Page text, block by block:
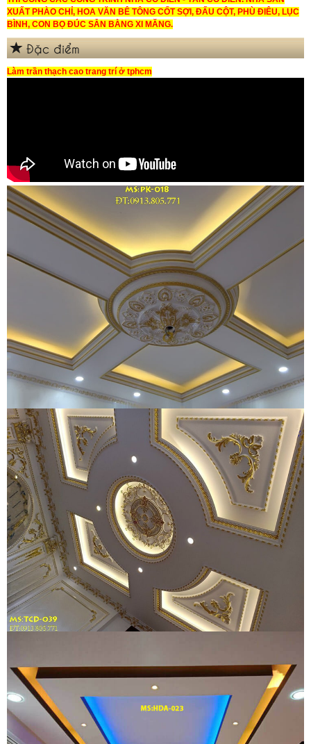
XUẤT PHÀO CHỈ, HOA VĂN BÊ TÔNG CỐT SỢI, ĐẤU CỘT, PHÙ ĐIÊU, LỤC
BÌNH, CON BỌ ĐÚC SẴN BẰNG XI MĂNG.
Đặc điểm
Làm trần thạch cao trang trí ở tphcm